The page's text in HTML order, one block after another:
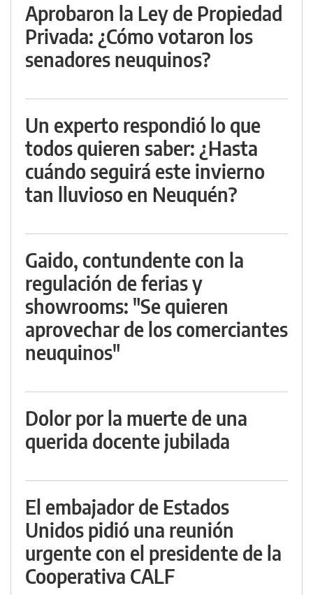
Aprobaron la Ley de Propiedad
Privada: ¿Cómo votaron los
senadores neuquinos?
Un experto respondió lo que
todos quieren saber: ¿Hasta
cuándo seguirá este invierno
tan lluvioso en Neuquén?
Gaido, contundente con la
regulación de ferias y
showrooms: "Se quieren
aprovechar de los comerciantes
neuquinos"
Dolor por la muerte de una
querida docente jubilada
El embajador de Estados
Unidos pidió una reunión
urgente con el presidente de la
Cooperativa CALF